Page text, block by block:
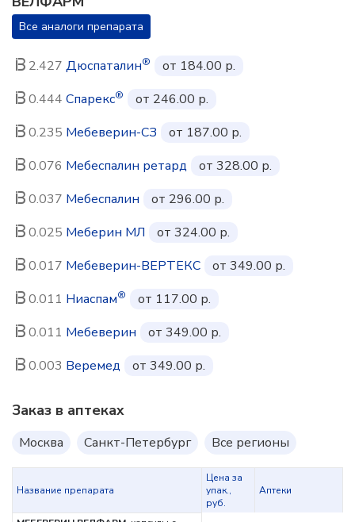
Все аналоги препарата
2.427 Дюспаталин®
от 184.00 р.
0.444 Спарекс®
от 246.00 р.
0.235 Мебеверин-СЗ
от 187.00 р.
0.076 Мебеспалин ретард
от 328.00 р.
0.037 Мебеспалин
от 296.00 р.
0.025 Меберин МЛ
от 324.00 р.
0.017 Мебеверин-ВЕРТЕКС
от 349.00 р.
0.011 Ниаспам®
от 117.00 р.
0.011 Мебеверин
от 349.00 р.
0.003 Веремед от 349.00 р.
Заказ в аптеках
Москва Санкт-Петербург Все регионы
Название препарата
Цена за
упак.,
руб.
Аптеки